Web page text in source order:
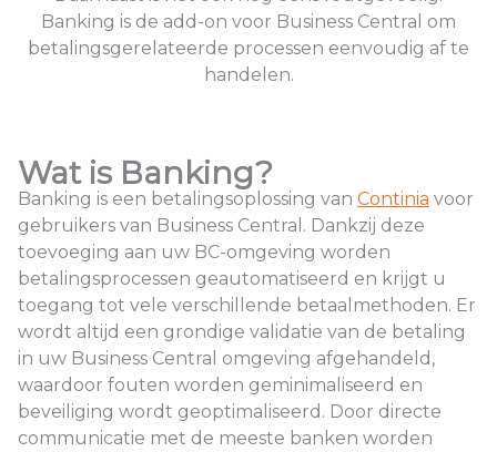
Banking is de add-on voor Business Central om
betalingsgerelateerde processen eenvoudig af te
handelen.
Wat is Banking?
Banking is een betalingsoplossing van Continia voor
gebruikers van Business Central. Dankzij deze
toevoeging aan uw BC-omgeving worden
betalingsprocessen geautomatiseerd en krijgt u
toegang tot vele verschillende betaalmethoden. Er
wordt altijd een grondige validatie van de betaling
in uw Business Central omgeving afgehandeld,
waardoor fouten worden geminimaliseerd en
beveiliging wordt geoptimaliseerd. Door directe
communicatie met de meeste banken worden